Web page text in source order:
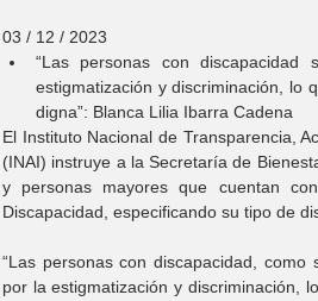
03 / 12 / 2023
“Las personas con
estigmatización y discriminación, lo
digna”: Blanca Lilia Ibarra Cadena
El Instituto Nacional de Transparencia,
(INAI) instruye a la Secretaría de
y personas mayores que cuentan
Discapacidad, especificando su tipo de
“Las personas con discapacidad,
por la estigmatización y discriminación,